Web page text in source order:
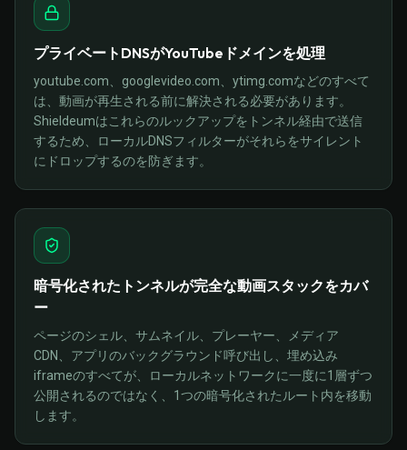
プライベートDNSがYouTubeドメインを処理
youtube.com、googlevideo.com、ytimg.comなどのすべて
は、動画が再生される前に解決される必要があります。
Shieldeumはこれらのルックアップをトンネル経由で送信
するため、ローカルDNSフィルターがそれらをサイレント
にドロップするのを防ぎます。
暗号化されたトンネルが完全な動画スタックをカバ
ー
ページのシェル、サムネイル、プレーヤー、メディア
CDN、アプリのバックグラウンド呼び出し、埋め込み
iframeのすべてが、ローカルネットワークに一度に1層ずつ
公開されるのではなく、1つの暗号化されたルート内を移動
します。